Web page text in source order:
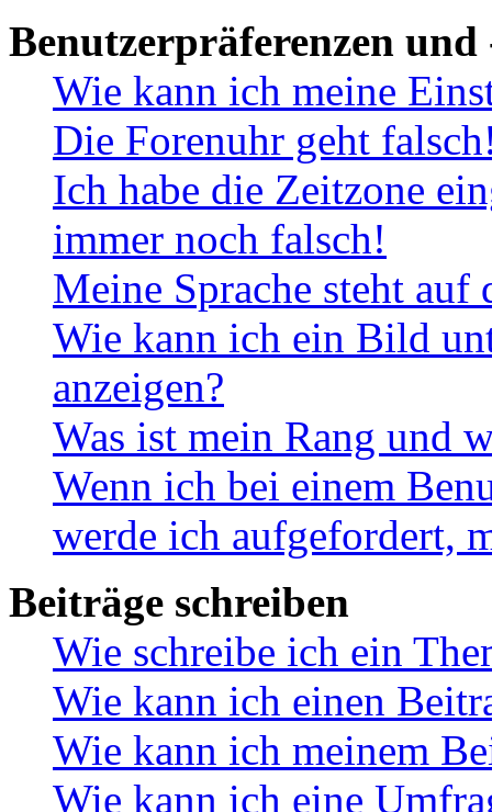
Benutzerpräferenzen und
Wie kann ich meine
Die Forenuhr geht
Ich habe die Zeitzone
immer noch falsch!
Meine Sprache steht
Wie kann ich ein Bild
anzeigen?
Was ist mein Rang und
Wenn ich bei einem
werde ich aufgefordert,
Beiträge schreiben
Wie schreibe ich ein
Wie kann ich einen
Wie kann ich meinem
Wie kann ich eine